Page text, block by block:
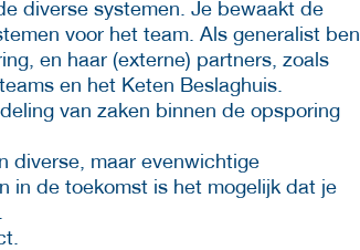
diverse systemen. Je bewaakt de
voor het team. Als generalist ben
en haar (externe) partners, zoals
en het Keten Beslaghuis.
van zaken binnen de opsporing
diverse, maar evenwichtige
in de toekomst is het mogelijk dat je